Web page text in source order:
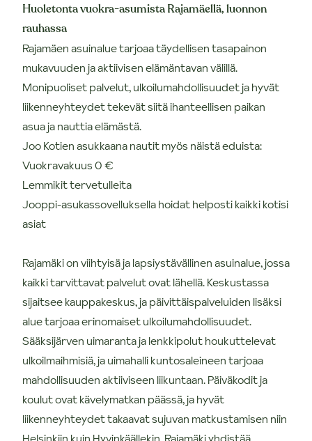
Huoletonta vuokra-asumista Rajamäellä, luonnon
rauhassa
Rajamäen asuinalue tarjoaa täydellisen tasapainon
mukavuuden ja aktiivisen elämäntavan välillä.
Monipuoliset palvelut, ulkoilumahdollisuudet ja hyvät
liikenneyhteydet tekevät siitä ihanteellisen paikan
asua ja nauttia elämästä.
Joo Kotien asukkaana nautit myös näistä eduista:
Vuokravakuus 0 €
Lemmikit tervetulleita
Jooppi-asukassovelluksella hoidat helposti kaikki kotisi
asiat
Rajamäki on viihtyisä ja lapsiystävällinen asuinalue, jossa
kaikki tarvittavat palvelut ovat lähellä. Keskustassa
sijaitsee kauppakeskus, ja päivittäispalveluiden lisäksi
alue tarjoaa erinomaiset ulkoilumahdollisuudet.
Sääksijärven uimaranta ja lenkkipolut houkuttelevat
ulkoilmaihmisiä, ja uimahalli kuntosaleineen tarjoaa
mahdollisuuden aktiiviseen liikuntaan. Päiväkodit ja
koulut ovat kävelymatkan päässä, ja hyvät
liikenneyhteydet takaavat sujuvan matkustamisen niin